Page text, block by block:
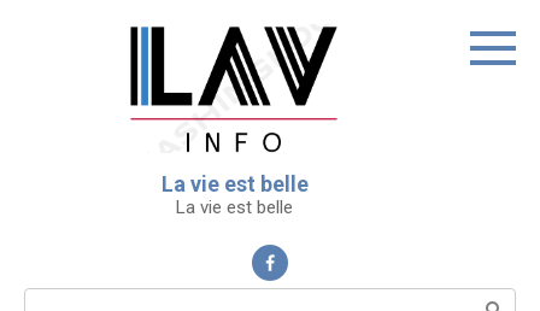
La vie est belle
La vie est belle
Поиск: